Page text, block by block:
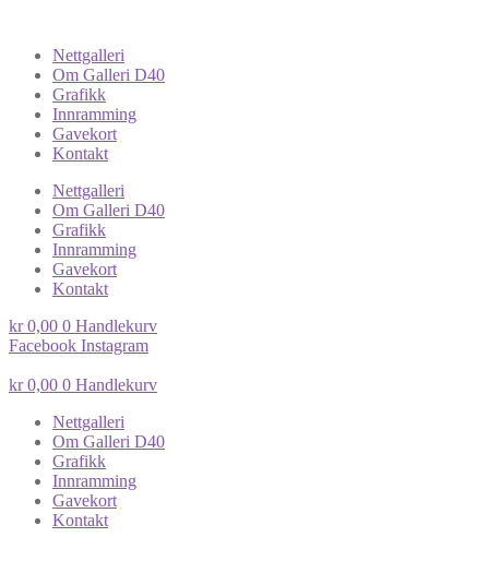
Nettgalleri
Om Galleri D40
Grafikk
Innramming
Gavekort
Kontakt
Nettgalleri
Om Galleri D40
Grafikk
Innramming
Gavekort
Kontakt
kr0,00 0 Handlekurv
Facebook Instagram
kr0,00 0 Handlekurv
Nettgalleri
Om Galleri D40
Grafikk
Innramming
Gavekort
Kontakt